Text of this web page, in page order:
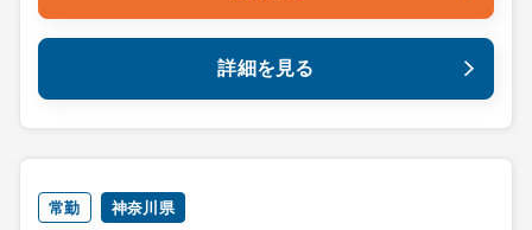
詳細を見る
常勤 神奈川県